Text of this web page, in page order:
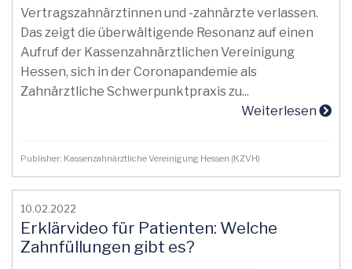
Vertragszahnärztinnen und -zahnärzte verlassen.
Das zeigt die überwältigende Resonanz auf einen
Aufruf der Kassenzahnärztlichen Vereinigung
Hessen, sich in der Coronapandemie als
Zahnärztliche Schwerpunktpraxis zu...
Weiterlesen
Publisher: Kassenzahnärztliche Vereinigung Hessen (KZVH)
10.02.2022
Erklärvideo für Patienten: Welche
Zahnfüllungen gibt es?